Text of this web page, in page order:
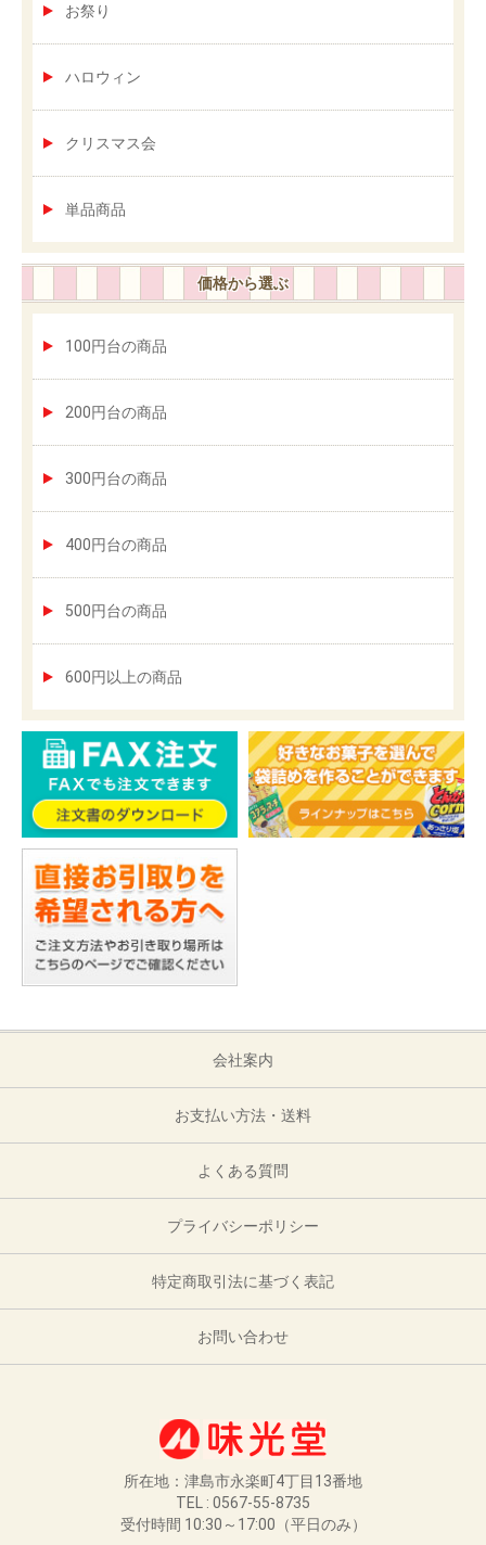
お祭り
ハロウィン
クリスマス会
単品商品
価格から選ぶ
100円台の商品
200円台の商品
300円台の商品
400円台の商品
500円台の商品
600円以上の商品
会社案内
お支払い方法・送料
よくある質問
プライバシーポリシー
特定商取引法に基づく表記
お問い合わせ
所在地：津島市永楽町4丁目13番地
TEL : 0567-55-8735
受付時間 10:30～17:00（平日のみ）